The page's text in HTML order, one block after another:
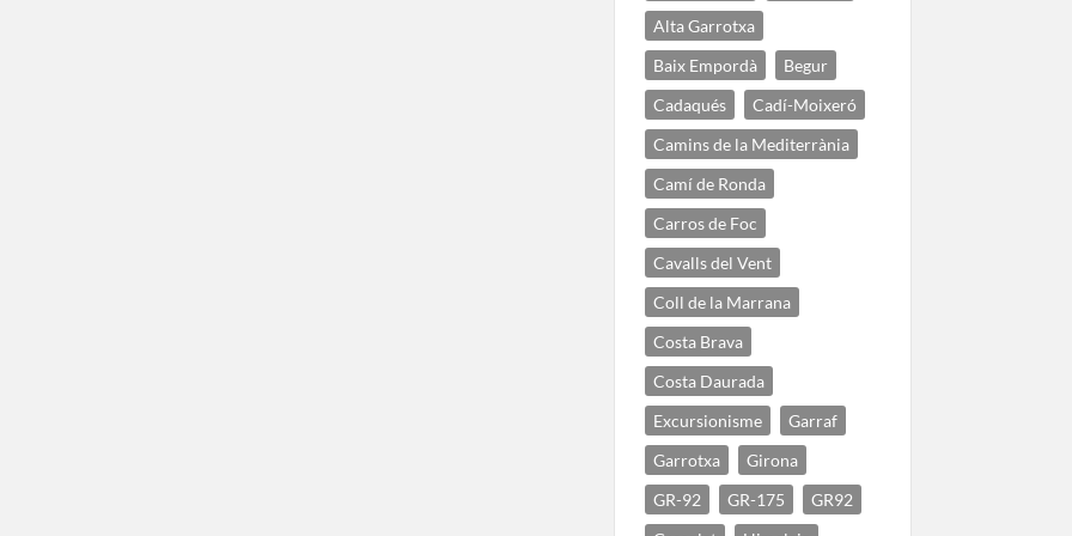
Alta Garrotxa
Baix Empordà
Begur
Cadaqués
Cadí-Moixeró
Camins de la Mediterrània
Camí de Ronda
Carros de Foc
Cavalls del Vent
Coll de la Marrana
Costa Brava
Costa Daurada
Excursionisme
Garraf
Garrotxa
Girona
GR-92
GR-175
GR92